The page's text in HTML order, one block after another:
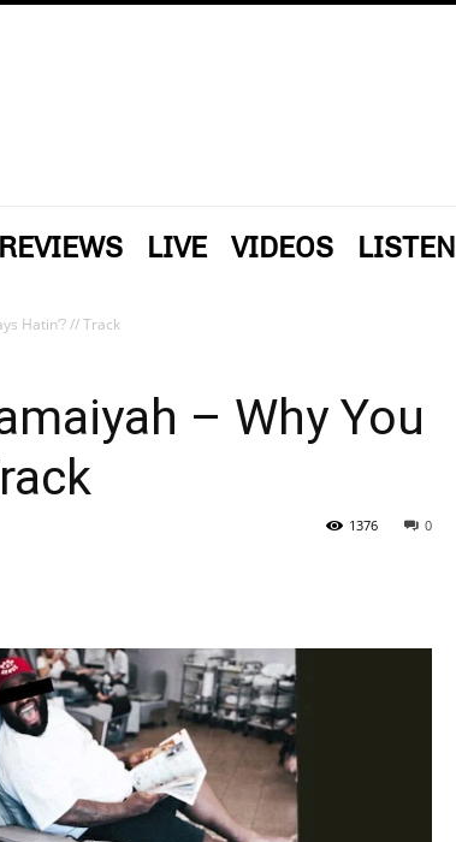
REVIEWS LIVE VIDEOS LISTEN
Hatin‘? // Track
– Why You
0
1376